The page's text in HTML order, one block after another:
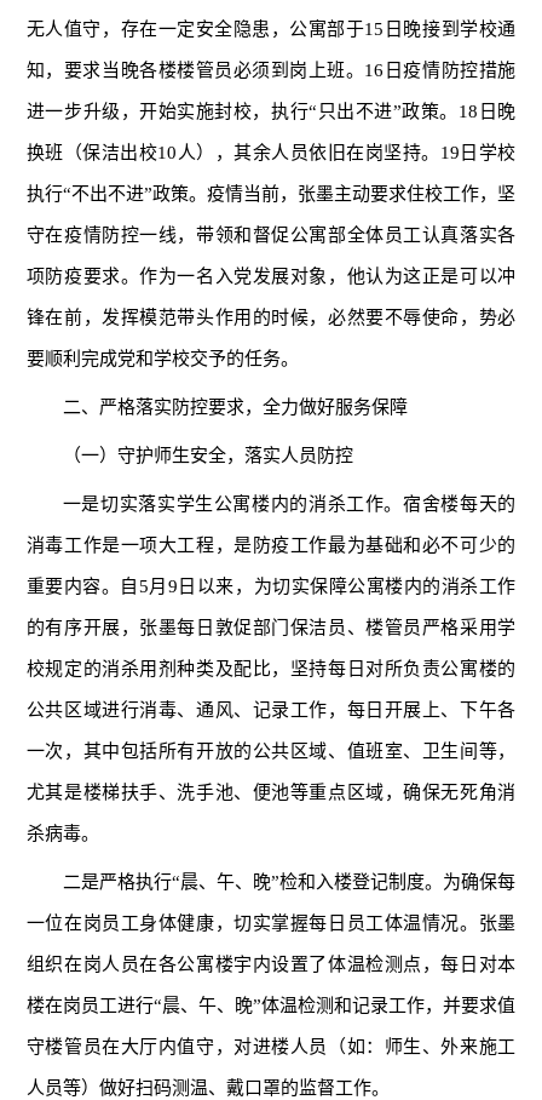
无人值守，存在一定安全隐患，公寓部于15日晚接到学校通
知，要求当晚各楼楼管员必须到岗上班。16日疫情防控措施
进一步升级，开始实施封校，执行“只出不进”政策。18日晚
换班（保洁出校10人），其余人员依旧在岗坚持。19日学校
执行“不出不进”政策。疫情当前，张墨主动要求住校工作，坚
守在疫情防控一线，带领和督促公寓部全体员工认真落实各
项防疫要求。作为一名入党发展对象，他认为这正是可以冲
锋在前，发挥模范带头作用的时候，必然要不辱使命，势必
要顺利完成党和学校交予的任务。
二、严格落实防控要求，全力做好服务保障
（一）守护师生安全，落实人员防控
一是切实落实学生公寓楼内的消杀工作。宿舍楼每天的
消毒工作是一项大工程，是防疫工作最为基础和必不可少的
重要内容。自5月9日以来，为切实保障公寓楼内的消杀工作
的有序开展，张墨每日敦促部门保洁员、楼管员严格采用学
校规定的消杀用剂种类及配比，坚持每日对所负责公寓楼的
公共区域进行消毒、通风、记录工作，每日开展上、下午各
一次，其中包括所有开放的公共区域、值班室、卫生间等，
尤其是楼梯扶手、洗手池、便池等重点区域，确保无死角消
杀病毒。
二是严格执行“晨、午、晚”检和入楼登记制度。为确保每
一位在岗员工身体健康，切实掌握每日员工体温情况。张墨
组织在岗人员在各公寓楼宇内设置了体温检测点，每日对本
楼在岗员工进行“晨、午、晚”体温检测和记录工作，并要求值
守楼管员在大厅内值守，对进楼人员（如：师生、外来施工
人员等）做好扫码测温、戴口罩的监督工作。